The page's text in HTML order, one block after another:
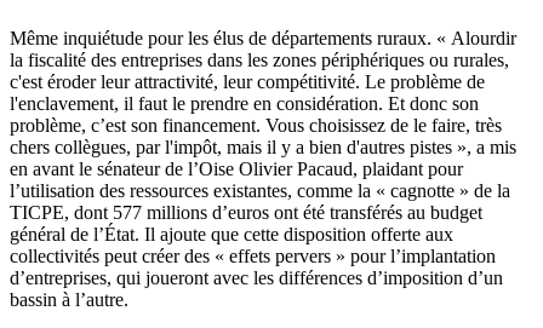
Même inquiétude pour les élus de départements ruraux. « Alourdir
la fiscalité des entreprises dans les zones périphériques ou rurales,
c'est éroder leur attractivité, leur compétitivité. Le problème de
l'enclavement, il faut le prendre en considération. Et donc son
problème, c’est son financement. Vous choisissez de le faire, très
chers collègues, par l'impôt, mais il y a bien d'autres pistes », a mis
en avant le sénateur de l’Oise Olivier Pacaud, plaidant pour
l’utilisation des ressources existantes, comme la « cagnotte » de la
TICPE, dont 577 millions d’euros ont été transférés au budget
général de l’État. Il ajoute que cette disposition offerte aux
collectivités peut créer des « effets pervers » pour l’implantation
d’entreprises, qui joueront avec les différences d’imposition d’un
bassin à l’autre.